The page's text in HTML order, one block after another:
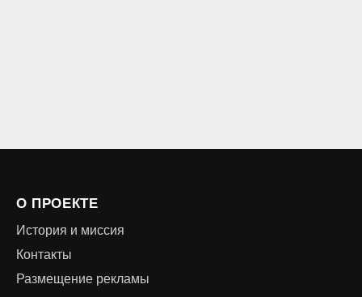
О ПРОЕКТЕ
История и миссия
Контакты
Размещение рекламы